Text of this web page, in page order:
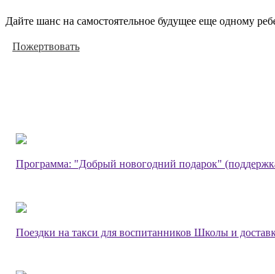
Дайте шанс на самостоятельное будущее еще одному
Пожертвовать
Программа: "Добрый новогодний подарок"
Поездки на такси для воспитанников Школы и